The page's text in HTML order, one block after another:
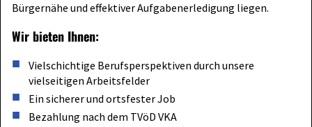
Bürgernähe und effektiver Aufgabenerledigung liegen.
Wir bieten Ihnen:
Vielschichtige Berufsperspektiven durch unsere
vielseitigen Arbeitsfelder
Ein sicherer und ortsfester Job
Bezahlung nach dem TVöD VKA